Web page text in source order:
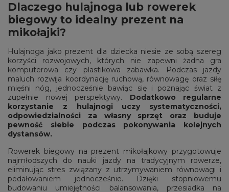
Dlaczego hulajnoga lub rowerek
biegowy to idealny prezent na
mikołajki?
Hulajnoga jako prezent dla dziecka niesie ze sobą szereg
korzyści rozwojowych, których nie zapewni żadna gra
komputerowa czy plastikowa zabawka. Podczas jazdy
maluch rozwija koordynację ruchową, równowagę oraz siłę
mięśni nóg, jednocześnie bawiąc się i poznając świat z
zupełnie nowej perspektywy. Dodatkowo regularne
korzystanie z hulajnogi uczy systematyczności,
odpowiedzialności za własny sprzęt oraz buduje
pewność siebie podczas pokonywania kolejnych
dystansów.
Rowerek biegowy na prezent mikołajkowy przygotowuje
najmłodszych do nauki jazdy na tradycyjnym rowerze,
eliminując stres związany z utrzymywaniem równowagi i
pedałowaniem jednocześnie. Dzięki stopniowemu
budowaniu umiejętności balansowania, przesiadka na